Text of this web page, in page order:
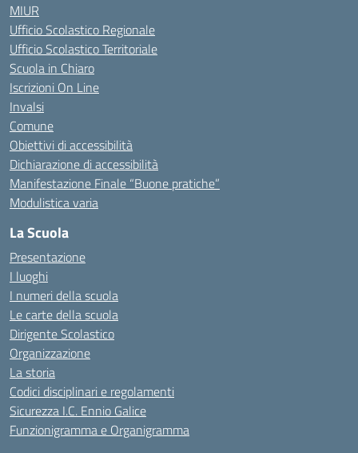
MIUR
Ufficio Scolastico Regionale
Ufficio Scolastico Territoriale
Scuola in Chiaro
Iscrizioni On Line
Invalsi
Comune
Obiettivi di accessibilità
Dichiarazione di accessibilità
Manifestazione Finale “Buone pratiche”
Modulistica varia
La Scuola
Presentazione
I luoghi
I numeri della scuola
Le carte della scuola
Dirigente Scolastico
Organizzazione
La storia
Codici disciplinari e regolamenti
Sicurezza I.C. Ennio Galice
Funzionigramma e Organigramma